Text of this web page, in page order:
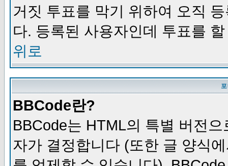
거짓 투표를 막기 위하여 오직
다. 등록된 사용자인데 투표를
위로
BBCode란?
BBCode는 HTML의 특별 버전
자가 결정합니다 (또한 글 양식